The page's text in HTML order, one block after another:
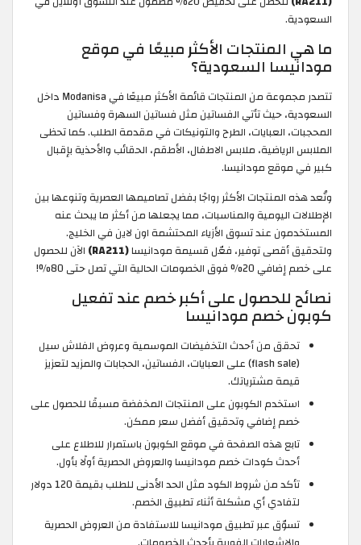
السعودية.
ما هي المنتجات الأكثر مبيعًا في موقع
مودانيسا السعودية؟
تتصدر مجموعة من المنتجات قائمة الأكثر مبيعًا في Modanisa داخل
السعودية، حيث تأتي الفساتين مثل فساتين السهرة وفساتين
المحجبات، العبايات، الطرح والتونيكات في مقدمة الطلب. كما تحظى
الملابس الرياضية، ملابس الاطفال، الأطقم، الحقائب والأحذية بإقبال
كبير في موقع مودانيسا.
وتُعد هذه المنتجات الأكثر رواجًا بفضل تصاميمها العصرية وتنوعها بين
الإطلالات اليومية والمناسبات، مما يجعلها من أكثر ما يبحث عنه
المستخدمون عند تسوق الأزياء المحتشمة اون لاين في الخليج.
ولتحقيق أقصى توفير، فعّل قسيمة مودانيسا(RA211)
الآن للحصول
على خصم إضافي 20% فوق الخصومات الحالية التي تصل حتى 80%!
نصائح للحصول على أكبر خصم عند تفعيل
كوبون خصم مودانيسا
تحقق من أحدث التخفيضات الموسمية وعروض الفلاش سيل
(flash sale) على العبايات، الفساتين، الحجابات والمزيد لتعزيز
قيمة مشترياتك.
استخدم الكوبون على المنتجات المخفضة مسبقًا للحصول على
خصم إضافي وتحقيق أفضل سعر ممكن.
تابع هذه الصفحة في موقع الكوبون باستمرار للاطلاع على
أحدث كودات خصم مودانيسا والعروض الحصرية أولًا بأول.
تأكد من شروط الكود مثل الحد الأدنى للطلب بقيمة 120 دولار
لتفادي أي مشكلة أثناء تطبيق الخصم.
تسوّق عبر تطبيق مودانيسا للاستفادة من العروض الحصرية